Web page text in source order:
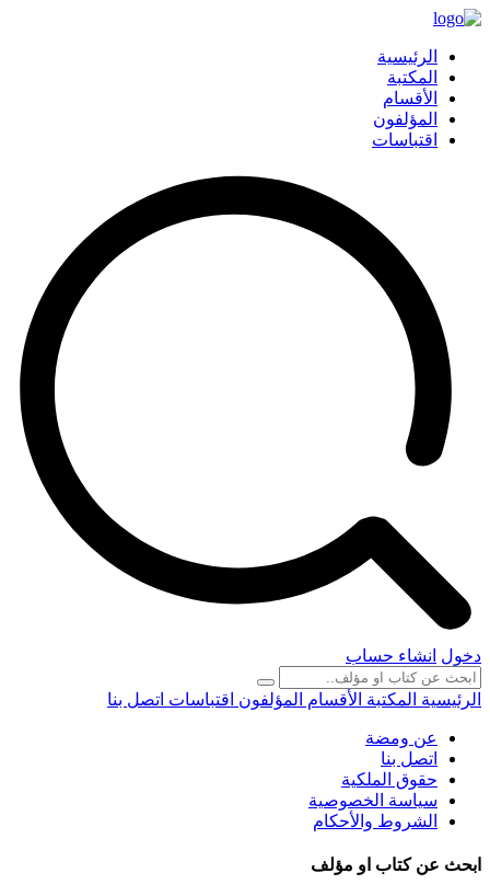
الرئيسية
المكتبة
الأقسام
المؤلفون
اقتباسات
دخول انشاء حساب
الرئيسية المكتبة الأقسام المؤلفون اقتباسات اتصل بنا
عن ومضة
اتصل بنا
حقوق الملكية
سياسة الخصوصية
الشروط والأحكام
ابحث عن كتاب او مؤلف